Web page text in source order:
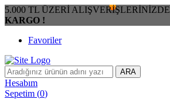
5.000 TL ÜZERİ ALIŞVERİŞLERİNİZDE
KARGO !
Favoriler
ARA
Hesabım
Sepetim (0)